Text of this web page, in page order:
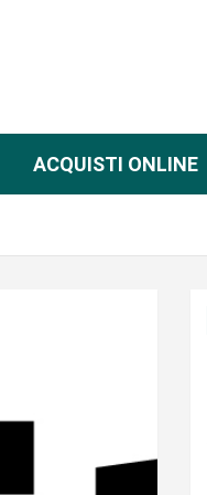
ACQUISTI ONLINE